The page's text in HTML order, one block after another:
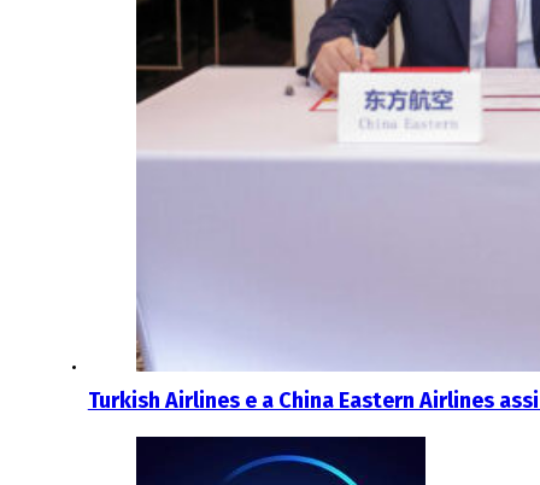
Turkish Airlines e a China Eastern Airlines